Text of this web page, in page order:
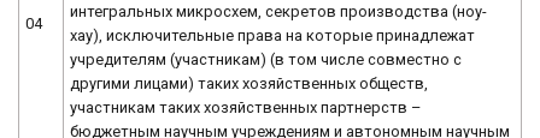
04
интегральных микросхем, секретов производства (ноу-
хау), исключительные права на которые принадлежат
учредителям (участникам) (в том числе совместно с
другими лицами) таких хозяйственных обществ,
участникам таких хозяйственных партнерств –
бюджетным научным учреждениям и автономным научным